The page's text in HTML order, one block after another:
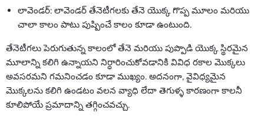
లావెండర్: లావెండర్ తేనెటీగలకు తేనె యొక్క గొప్ప మూలం మరియు
చాలా కాలం పాటు పుష్పించే కాలం కూడా ఉంటుంది.
తేనెటీగలు పెరుగుతున్న కాలంలో తేనె మరియు పుప్పొడి యొక్క స్థిరమైన
మూలాన్ని కలిగి ఉన్నాయని నిర్ధారించుకోవడానికి వివిధ రకాల మొక్కలు
అవసరమని గమనించడం కూడా ముఖ్యం. అదనంగా, వైవిధ్యమైన
మొక్కలను కలిగి ఉండటం వలన వ్యాధి లేదా తెగుళ్ళ కారణంగా కాలనీ
కూలిపోయే ప్రమాదాన్ని తగ్గించవచ్చు.